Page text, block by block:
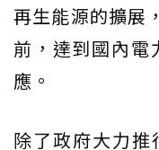
再生能源的擴展
前，達到國內電
應。
除了政府大力